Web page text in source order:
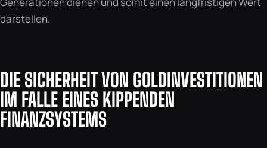
darstellen.
DIE SICHERHEIT VON GOLDINVESTITIONEN
IM FALLE EINES KIPPENDEN
FINANZSYSTEMS